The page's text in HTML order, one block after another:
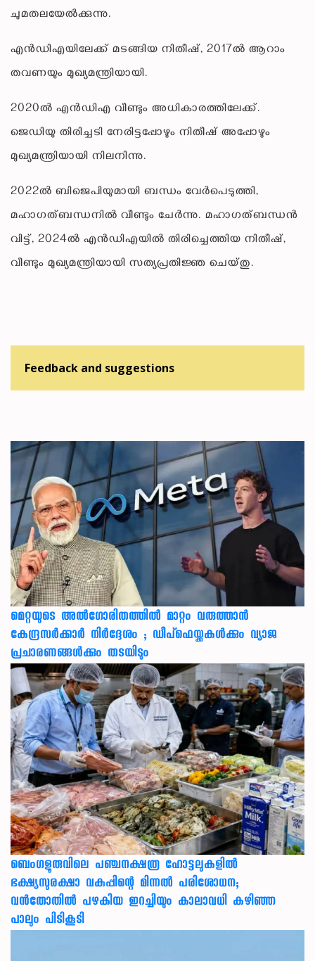
ചുമതലയേൽക്കുന്നു.
എൻ‌ഡി‌എയിലേക്ക് മടങ്ങിയ നിതീഷ്, 2017ൽ ആറാം
തവണയും മുഖ്യമന്ത്രിയായി.
2020ൽ എൻഡിഎ വീണ്ടും അധികാരത്തിലേക്ക്.
ജെഡിയു തിരിച്ചടി നേരിട്ടപ്പോഴും നിതീഷ് അപ്പോഴും
മുഖ്യമന്ത്രിയായി നിലനിന്നു.
2022ൽ ബിജെപിയുമായി ബന്ധം വേർപെടുത്തി,
മഹാഗത്ബന്ധനിൽ വീണ്ടും ചേർന്നു. മഹാഗത്ബന്ധൻ
വിട്ട്, 2024ൽ എൻഡിഎയിൽ തിരിച്ചെത്തിയ നിതീഷ്,
വീണ്ടും മുഖ്യമന്ത്രിയായി സത്യപ്രതിജ്ഞ ചെയ്തു.
Feedback and suggestions
മെറ്റയുടെ അൽഗോരിതത്തിൽ മാറ്റം വരുത്താൻ
കേന്ദ്രസർക്കാർ നിർദ്ദേശം ; ഡീപ്‌ഫെയ്ക്കുകൾക്കും വ്യാജ
പ്രചാരണങ്ങൾക്കും തടയിടും
ബെംഗളൂരുവിലെ പഞ്ചനക്ഷത്ര ഹോട്ടലുകളിൽ
ഭക്ഷ്യസുരക്ഷാ വകുപ്പിന്റെ മിന്നൽ പരിശോധന;
വൻതോതിൽ പഴകിയ ഇറച്ചിയും കാലാവധി കഴിഞ്ഞ
പാലും പിടികൂടി